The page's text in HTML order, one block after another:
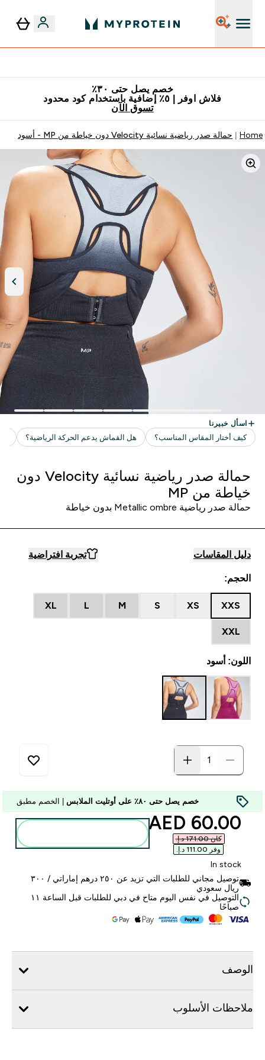
خصم يصل حتى ٣٠٪
فلاش اوفر | ٥٪ إضافية باستخدام كود محدود
تسوق الآن
Home حمالة صدر رياضية نسائية Velocity دون خياطة من MP - أسود
حمالة صدر رياضية نسائية Velocity دون
خياطة من MP
حمالة صدر رياضية Metallic ombre بدون خياطة
دليل المقاسات تجربة افتراضية
الحجم:
XXS
XS
S
M
L
XL
XXL
اللون: أسود
خصم يصل حتى ٨٠٪ على أوتليت الملابس | الخصم مطبق
discounted price
60.00 AED‎
كان ‏171.00 د.إ.‏‎
وفر ‏111.00 د.إ.‏‎
In stock
توصيل مجاني للطلبات التي تزيد عن ٢٥٠ درهم إماراتي / ٣٠٠
ريال سعودي
التوصيل في نفس اليوم متاح في دبي للطلبات قبل الساعة ١١
صباحًا
الوصف
ملاحظات الأسلوب